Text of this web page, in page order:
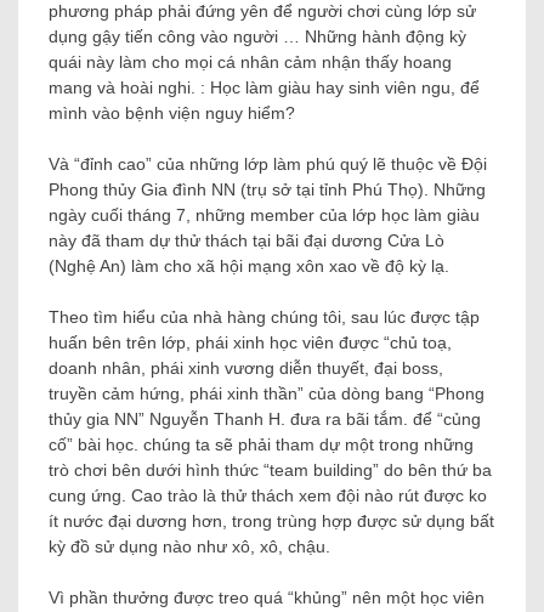
phương pháp phải đứng yên để người chơi cùng lớp sử
dụng gậy tiến công vào người … Những hành động kỳ
quái này làm cho mọi cá nhân cảm nhận thấy hoang
mang và hoài nghi. : Học làm giàu hay sinh viên ngu, để
mình vào bệnh viện nguy hiểm?
Và “đỉnh cao” của những lớp làm phú quý lẽ thuộc về Đội
Phong thủy Gia đình NN (trụ sở tại tỉnh Phú Thọ). Những
ngày cuối tháng 7, những member của lớp học làm giàu
này đã tham dự thử thách tại bãi đại dương Cửa Lò
(Nghệ An) làm cho xã hội mạng xôn xao về độ kỳ lạ.
Theo tìm hiểu của nhà hàng chúng tôi, sau lúc được tập
huấn bên trên lớp, phái xinh học viên được “chủ toạ,
doanh nhân, phái xinh vương diễn thuyết, đại boss,
truyền cảm hứng, phái xinh thần” của dòng bang “Phong
thủy gia NN” Nguyễn Thanh H. đưa ra bãi tắm. để “củng
cố” bài học. chúng ta sẽ phải tham dự một trong những
trò chơi bên dưới hình thức “team building” do bên thứ ba
cung ứng. Cao trào là thử thách xem đội nào rút được ko
ít nước đại dương hơn, trong trùng hợp được sử dụng bất
kỳ đồ sử dụng nào như xô, xô, chậu.
Vì phần thưởng được treo quá “khủng” nên một học viên